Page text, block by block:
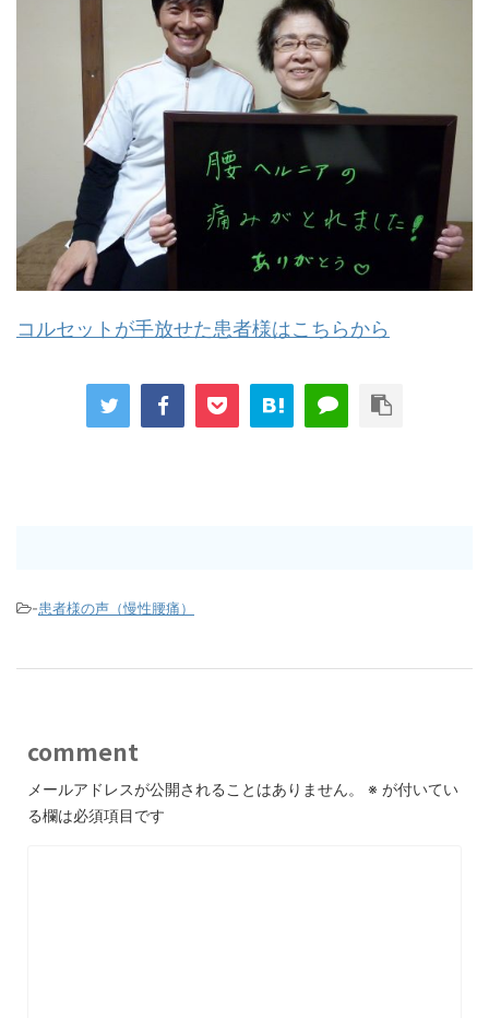
コルセットが手放せた患者様はこちらから
-患者様の声（慢性腰痛）
comment
メールアドレスが公開されることはありません。 ※ が付いてい
る欄は必須項目です